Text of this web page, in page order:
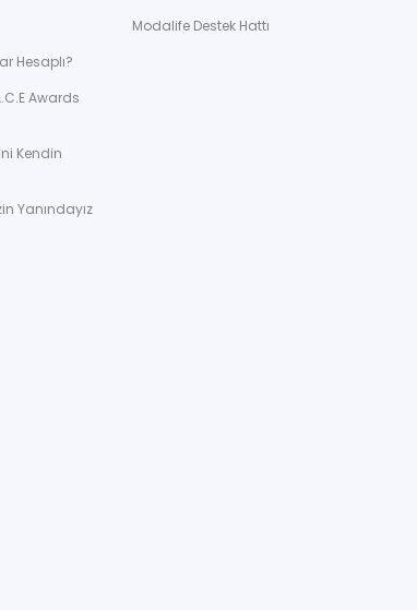
Hesaplı?
Awards
Kendin
Yanındayız
Modalife Destek Hattı